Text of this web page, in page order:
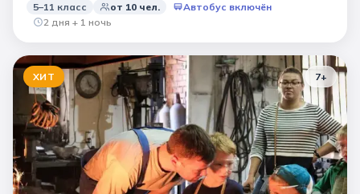
5–11 класс от 10 чел.
Автобус включён
2 дня + 1 ночь
ХИТ 7+